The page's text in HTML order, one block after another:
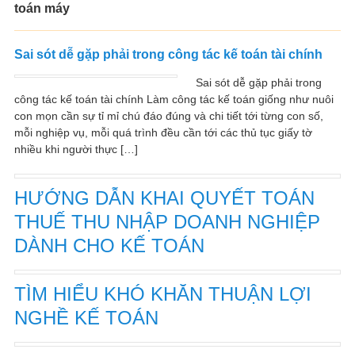
toán máy
Sai sót dễ gặp phải trong công tác kế toán tài chính
Sai sót dễ gặp phải trong
công tác kế toán tài chính Làm công tác kế toán giống như nuôi
con mọn cần sự tỉ mỉ chú đáo đúng và chi tiết tới từng con số,
mỗi nghiệp vụ, mỗi quá trình đều cần tới các thủ tục giấy tờ
nhiều khi người thực […]
HƯỚNG DẪN KHAI QUYẾT TOÁN
THUẾ THU NHẬP DOANH NGHIỆP
DÀNH CHO KẾ TOÁN
TÌM HIỂU KHÓ KHĂN THUẬN LỢI
NGHỀ KẾ TOÁN